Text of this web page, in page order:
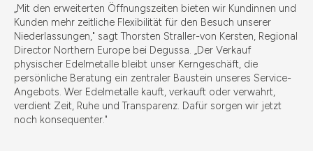
„Mit den erweiterten Öffnungszeiten bieten wir Kundinnen und
Kunden mehr zeitliche Flexibilität für den Besuch unserer
Niederlassungen," sagt Thorsten Straller-von Kersten, Regional
Director Northern Europe bei Degussa. „Der Verkauf
physischer Edelmetalle bleibt unser Kerngeschäft, die
persönliche Beratung ein zentraler Baustein unseres Service-
Angebots. Wer Edelmetalle kauft, verkauft oder verwahrt,
verdient Zeit, Ruhe und Transparenz. Dafür sorgen wir jetzt
noch konsequenter."